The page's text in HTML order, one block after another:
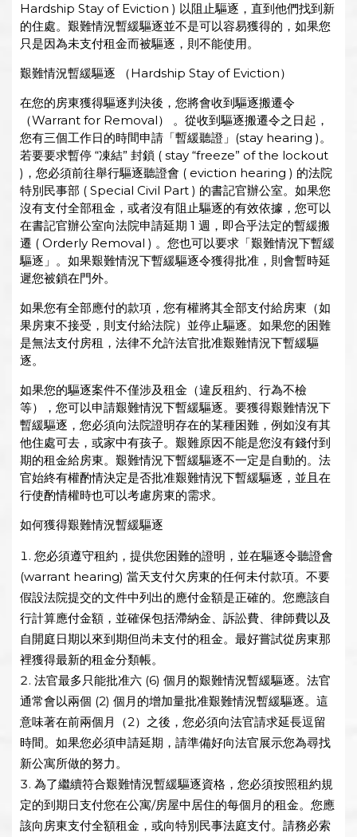
Hardship Stay of Eviction ) 以阻止驅逐，直到他們找到新
的住處。艱難情況暫緩驅逐並不是可以容易獲得的，如果您
只是因為未支付租金而被驅逐，則不能使用。
艱難情況暫緩驅逐 （Hardship Stay of Eviction）
在您的房東獲得驅逐判決後，您將會收到驅逐搬遷令
（Warrant for Removal） 。從收到驅逐搬遷令之日起，
您有三個工作日的時間申請「暫緩聽證」(stay hearing )。
若要要求暫停 “凍結” 封​​鎖 ( stay “freeze” of the lockout
)，您必須前往舉行驅逐聽證會 ( eviction hearing ) 的法院
特別民事部 ( Special Civil Part ) 的書記官辦公室。如果您
沒有支付全部租金，或者沒有阻止驅逐的有效依據，您可以
在書記官辦公室向法院申請延期 1 週，即合乎法定的暫緩搬
遷 ( Orderly Removal ) 。您也可以要求「艱難情況下暫緩
驅逐」。如果艱難情況下暫緩驅逐令獲得批准，則會暫時延
遲您被鎖在門外。
如果您有全部應付的款項，您有權將其全部支付給房東（如
果房東不接受，則支付給法院）並停止驅逐。如果您的困難
是無法支付房租，法律不允許法官批准艱難情況下暫緩驅
逐。
如果您的驅逐案件不僅涉及租金（違反租約、行為不檢
等），您可以申請艱難情況下暫緩驅逐。要獲得艱難情況下
暫緩驅逐，您必須向法院證明存在的某種困難，例如沒有其
他住處可去，或家中有孩子。艱難原因不能是您沒有錢付到
期的租金給房東。艱難情況下暫緩驅逐不一定是自動的。法
官始終有權酌情決定是否批准艱難情況下暫緩驅逐，並且在
行使酌情權時也可以考慮房東的需求。
如何獲得艱難情況暫緩驅逐
您必須遵守租約，提供您困難的證明，並在驅逐令聽證會
(warrant hearing) 當天支付欠房東的任何未付款項。不要
假設法院提交的文件中列出的應付金額是正確的。您應該自
行計算應付金額，並確保包括滯納金、訴訟費、律師費以及
自開庭日期以來到期但尚未支付的租金。最好嘗試從房東那
裡獲得最新的租金分類帳。
法官最多只能批准六 (6) 個月的艱難情況暫緩驅逐。法官
通常會以兩個 (2) 個月的增加量批准艱難情況暫緩驅逐。這
意味著在前兩個月（2）之後，您必須向法官請求延長逗留
時間。如果您必須申請延期，請準備好向法官展示您為尋找
新公寓所做的努力。
為了繼續符合艱難情況暫緩驅逐資格，您必須按照租約規
定的到期日支付您在公寓/房屋中居住的每個月的租金。您應
該向房東支付全額租金，或向特別民事法庭支付。請務必索